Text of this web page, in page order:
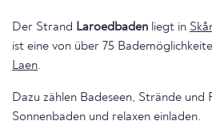
Der Strand Laroedbaden liegt in
ist eine von über 75
Laen.
Dazu zählen Badeseen, Strände und
Sonnenbaden und relaxen einladen.